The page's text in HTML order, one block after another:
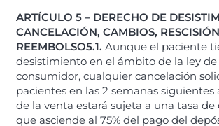
ARTÍCULO 5 – DERECHO DE
CANCELACIÓN, CAMBIOS,
REEMBOLSO5.1. Aunque el paciente
desistimiento en el ámbito de la ley
consumidor, cualquier cancelación
pacientes en las 2 semanas siguientes
de la venta estará sujeta a una tasa de
que asciende al 75% del pago del